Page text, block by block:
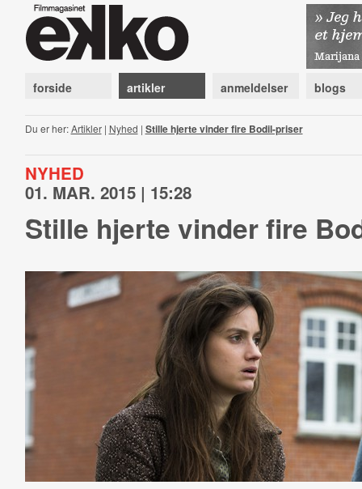
forside artikler anmeldelser blogs
Du er her:Artikler| Nyhed | Stille hjerte vinder fire Bodil-priser
NYHED
01. MAR. 2015 | 15:28
Stille hjerte vinder fire